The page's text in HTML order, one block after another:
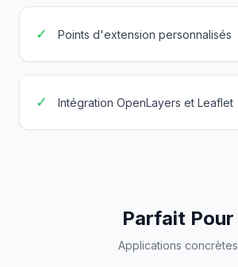
✓ Points d'extension personnalisés
✓ Intégration OpenLayers et Leaflet
Parfait Pour
Applications concrètes